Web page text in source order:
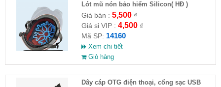
Lót mũ nón bảo hiểm Silicon( HĐ )
Giá bán : 5,500₫
Giá sỉ VIP : 4,500₫
Mã SP: 14160
Xem chi tiết
Giỏ hàng
Dây cáp OTG điện thoại, cổng sạc USB